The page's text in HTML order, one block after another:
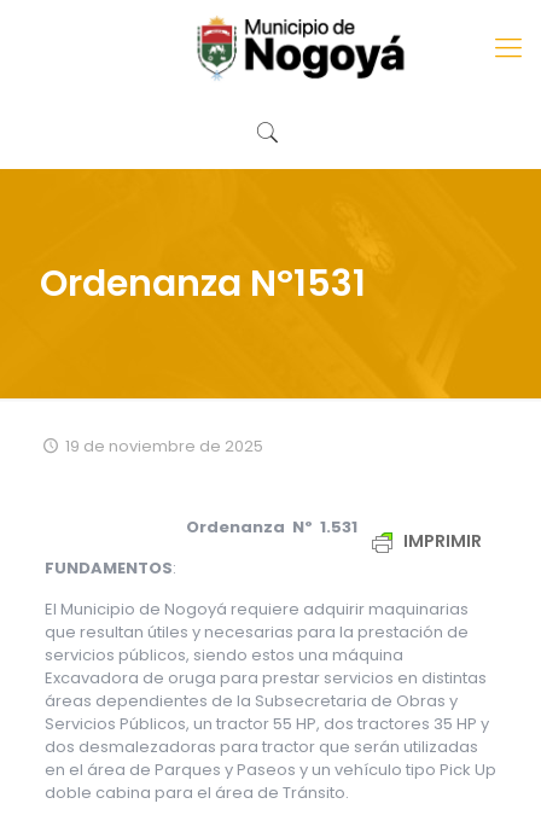
Ordenanza Nº1531
19 de noviembre de 2025
IMPRIMIR
Ordenanza Nº 1.531
FUNDAMENTOS:
El Municipio de Nogoyá requiere adquirir maquinarias
que resultan útiles y necesarias para la prestación de
servicios públicos, siendo estos una máquina
Excavadora de oruga para prestar servicios en distintas
áreas dependientes de la Subsecretaria de Obras y
Servicios Públicos, un tractor 55 HP, dos tractores 35 HP y
dos desmalezadoras para tractor que serán utilizadas
en el área de Parques y Paseos y un vehículo tipo Pick Up
doble cabina para el área de Tránsito.